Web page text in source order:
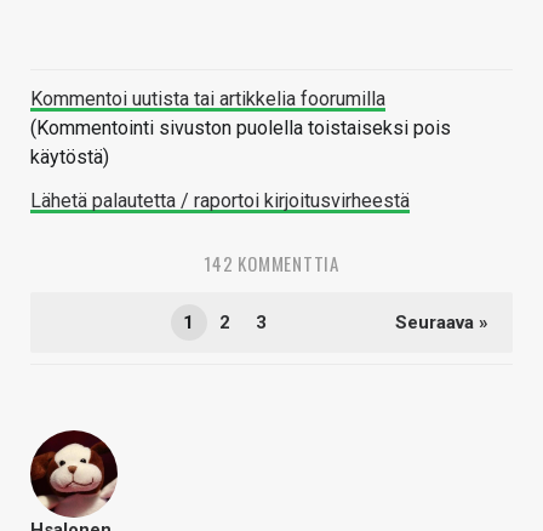
Kommentoi uutista tai artikkelia foorumilla
(Kommentointi sivuston puolella toistaiseksi pois
käytöstä)
Lähetä palautetta / raportoi kirjoitusvirheestä
142 KOMMENTTIA
1 2 3 Seuraava »